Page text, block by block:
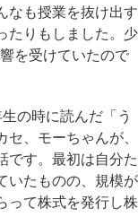
なも授業を抜け出す
たりもしました。少
を受けていたので
の時に読んだ「う
、モーちゃんが、
です。最初は自分た
いたものの、規模が
って株式を発行し株